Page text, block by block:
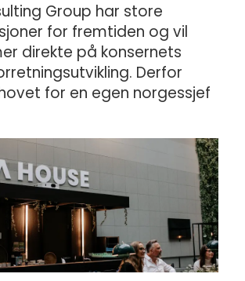
Group har store
for fremtiden og vil
direkte på konsernets
Derfor
for en egen norgessjef